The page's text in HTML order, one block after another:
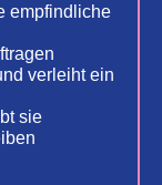
empfindliche
verleiht ein
sie